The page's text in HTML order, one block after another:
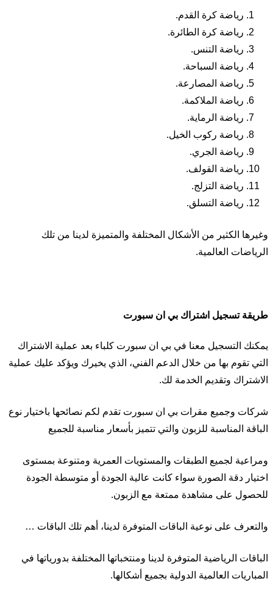
رياضة كرة القدم.
رياضة كرة الطائرة.
رياضة التنس.
رياضة السباحة.
رياضة المصارعة.
رياضة الملاكمة.
رياضة الرماية.
رياضة ركوب الخيل.
رياضة الجري.
رياضة القولف.
رياضة التزلج.
رياضة التسلق.
وغيرها الكثير من الأشكال المختلفة والمتميزة لدينا من تلك
الرياضات العالمية.
طريقة تسجيل اشتراك بي ان سبورت
يمكنك التسجيل معنا في بي ان سبورت كلباء بعد عملية الاشتراك
التي تقوم بها من خلال الدعم الفني، الذي يخيرك ويؤكد عليك عملية
الاشتراك وتقديم الخدمة لك.
شركات وجميع مقرات بي ان سبورت تقدم لكم نصائحها باختيار نوع
الباقة المناسبة للزبون والتي تتميز بأسعار مناسبة للجميع
ومراعية لجميع الطبقات والمستويات العمرية ومتنوعة بمستوى
اختيار دقة الصورة سواء كانت عالية الجودة أو متوسطة الجودة
للحصول على مشاهدة ممتعة مع الزبون.
والتعرف على نوعية الباقات المتوفرة لدينا، أهم تلك الباقات …
الباقات الرياضية المتوفرة لدينا ومنتخباتها المختلفة بدورياتها في
المباريات العالمية الدولية بجميع أشكالها.